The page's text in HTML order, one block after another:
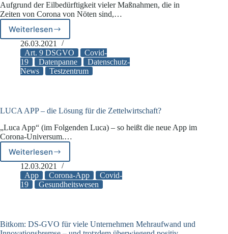
Aufgrund der Eilbedürftigkeit vieler Maßnahmen, die in
Zeiten von Corona von Nöten sind,…
WeiterlesenDatenpanne
in
Corona-
Testzentren
26.03.2021
Art. 9 DSGVO
Covid-
19
Datenpanne
Datenschutz-
News
Testzentrum
LUCA APP – die Lösung für die Zettelwirtschaft?
„Luca App“ (im Folgenden Luca) – so heißt die neue App im
Corona-Universum.…
Weiterlesen
LUCA
APP
–
die
Zettelwirtschaft?
12.03.2021
App
Corona-App
Covid-
19
Gesundheitswesen
Bitkom: DS-GVO für viele Unternehmen Mehraufwand und